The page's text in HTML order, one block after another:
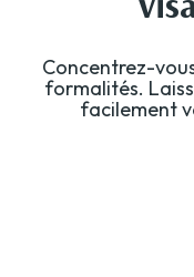
Concentrez-
formalités.
facilement